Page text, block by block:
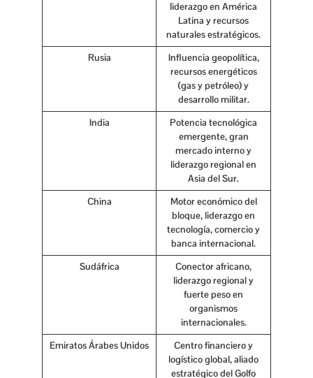
liderazgo en América
Latina y recursos
naturales estratégicos.
Rusia
Influencia geopolítica,
recursos energéticos
(gas y petróleo) y
desarrollo militar.
India
Potencia tecnológica
emergente, gran
mercado interno y
liderazgo regional en
Asia del Sur.
China
Motor económico del
bloque, liderazgo en
tecnología, comercio y
banca internacional.
Sudáfrica
Conector africano,
liderazgo regional y
fuerte peso en
organismos
internacionales.
Emiratos Árabes Unidos
Centro financiero y
logístico global, aliado
estratégico del Golfo